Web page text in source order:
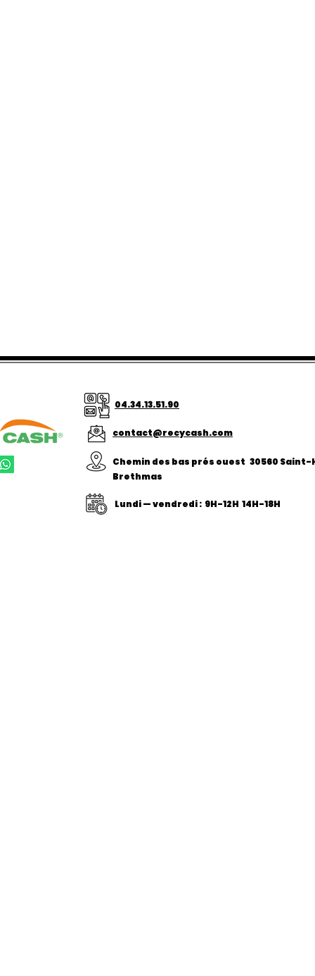
04.34.13.51.90
contact@recycash.com
Chemin des bas prés ouest 30560
Brethmas
Lundi — vendredi : 9H-12H 14H-18H